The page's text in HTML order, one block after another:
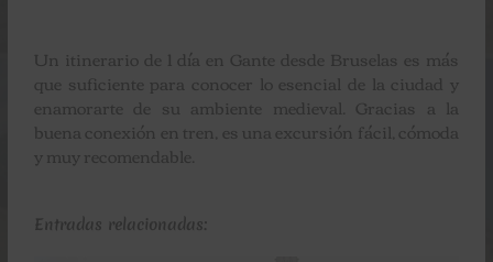
Un itinerario de 1 día en Gante desde Bruselas es más
que suficiente para conocer lo esencial de la ciudad y
enamorarte de su ambiente medieval. Gracias a la
buena conexión en tren, es una excursión fácil, cómoda
y muy recomendable.
Entradas relacionadas: